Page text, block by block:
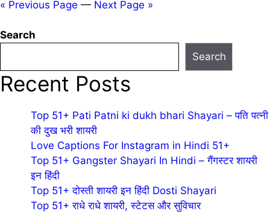
pagination
« Previous Page — Next Page »
Search
Search
Recent Posts
Top 51+ Pati Patni ki dukh bhari Shayari – पति पत्नी
की दुख भरी शायरी
Love Captions For Instagram in Hindi 51+
Top 51+ Gangster Shayari In Hindi – गैंगस्टर शायरी
इन हिंदी
Top 51+ दोस्ती शायरी इन हिंदी Dosti Shayari
Top 51+ राधे राधे शायरी, स्टेटस और सुविचार